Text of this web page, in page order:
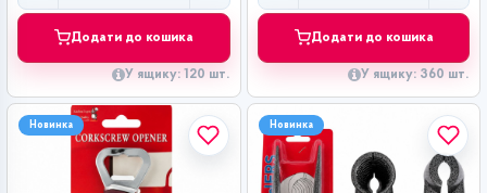
Додати до кошика
У ящику: 120 шт.
Додати до кошика
У ящику: 360 шт.
Новинка Новинка